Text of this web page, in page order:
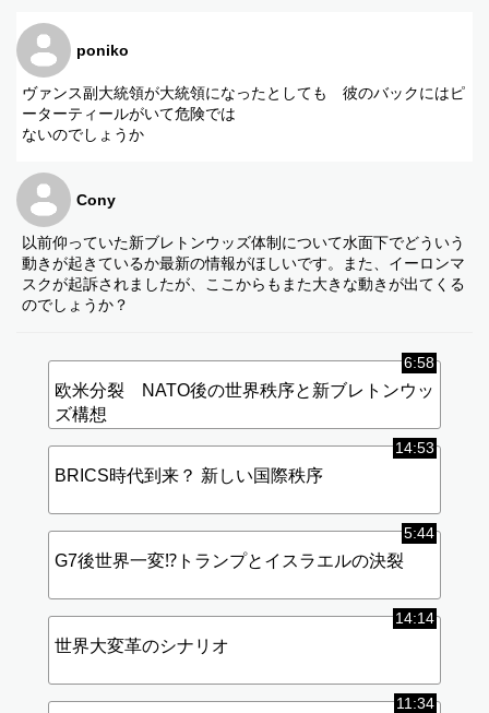
⑥ 石油と今後の世界経済
⑦ ピーター・ティールとデータセンター問題
poniko
ヴァンス副大統領が大統領になったとしても 彼のバックにはピ
ーターティールがいて危険では
ないのでしょうか
Cony
以前仰っていた新ブレトンウッズ体制について水面下でどういう
動きが起きているか最新の情報がほしいです。また、イーロンマ
スクが起訴されましたが、ここからもまた大きな動きが出てくる
のでしょうか？
6:58
欧米分裂 NATO後の世界秩序と新ブレトンウッ
ズ構想
14:53
BRICS時代到来？ 新しい国際秩序
5:44
G7後世界一変⁉︎トランプとイスラエルの決裂
14:14
世界大変革のシナリオ
11:34